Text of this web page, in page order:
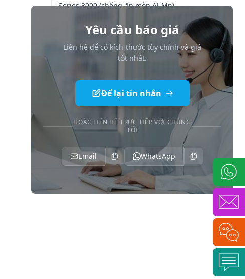
Series 3000 (chống ăn mòn Al-Mn)
Cuộn nhôm 3003
Cuộn nhôm 3004
Series 4000 (hàn Al-Si)
Cuộn nhôm 4045
Cuộn nhôm 4343
Series 5000 (chống ăn mòn Al-Mg)
Cuộn nhôm 5005
Cuộn nhôm 5052
Yêu cầu báo giá
Liên hệ để có kích thước tùy chỉnh và giá
tốt nhất.
Để lại tin nhắn
HOẶC LIÊN HỆ TRỰC TIẾP VỚI CHÚNG
TÔI
Email WhatsApp